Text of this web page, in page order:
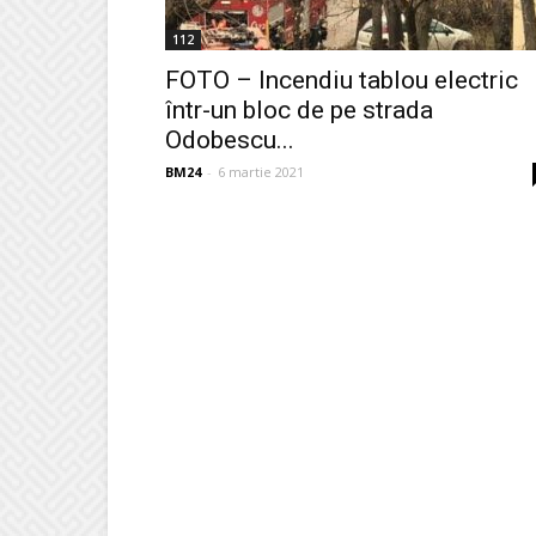
112
FOTO – Incendiu tablou electric
într-un bloc de pe strada
Odobescu...
BM24 - 6 martie 2021